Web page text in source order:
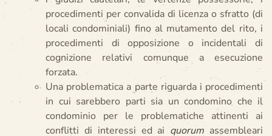
procedimenti per convalida di licenza o sfratto (di
locali condominiali) fino al mutamento del rito, i
procedimenti di opposizione o incidentali di
cognizione relativi comunque a esecuzione
forzata.
Una problematica a parte riguarda i procedimenti
in cui sarebbero parti sia un condomino che il
condominio per le problematiche attinenti ai
conflitti di interessi ed ai quorum assembleari